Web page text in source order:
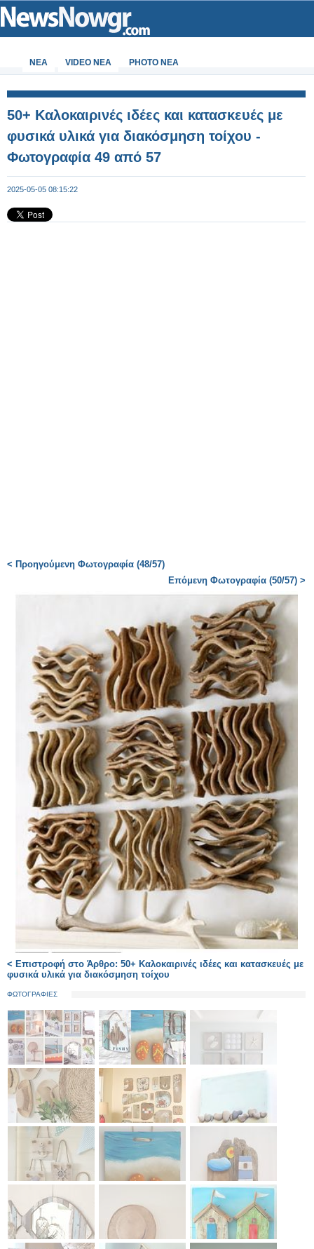
ΝΕΑ VIDEO NEA PHOTO NEA
50+ Καλοκαιρινές ιδέες και κατασκευές με
φυσικά υλικά για διακόσμηση τοίχου -
Φωτογραφία 49 από 57
2025-05-05 08:15:22
< Προηγούμενη Φωτογραφία (48/57)
Επόμενη Φωτογραφία (50/57) >
< Επιστροφή στο Άρθρο: 50+ Καλοκαιρινές ιδέες και κατασκευές με
φυσικά υλικά για διακόσμηση τοίχου
ΦΩΤΟΓΡΑΦΙΕΣ